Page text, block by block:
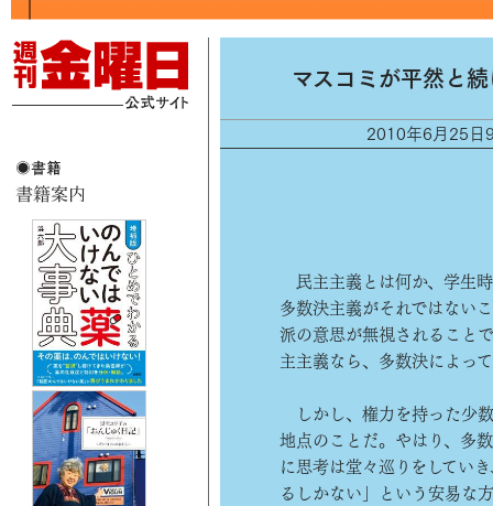
マスコミが平然と
2010年6月25日
民主主義とは何か、学生
多数決主義がそれではない
派の意思が無視されること
主主義なら、多数決によっ
しかし、権力を持った少
地点のことだ。やはり、多
に思考は堂々巡りをしてい
るしかない」という安易な